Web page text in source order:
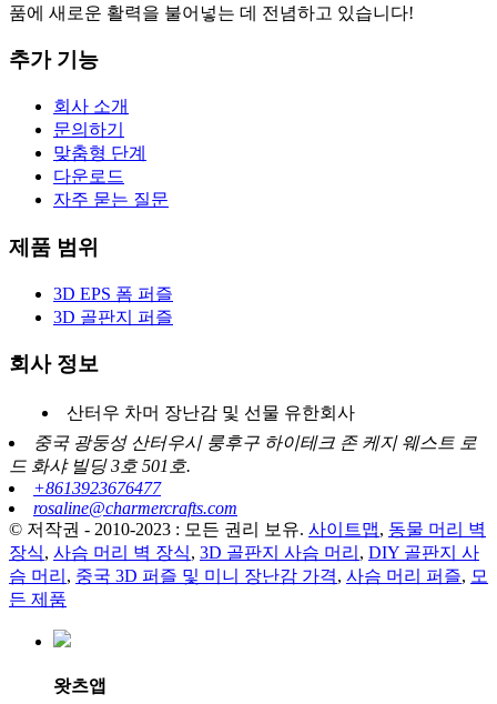
품에 새로운 활력을 불어넣는 데 전념하고 있습니다!
추가 기능
회사 소개
문의하기
맞춤형 단계
다운로드
자주 묻는 질문
제품 범위
3D EPS 폼 퍼즐
3D 골판지 퍼즐
회사 정보
산터우 차머 장난감 및 선물 유한회사
중국 광둥성 산터우시 룽후구 하이테크 존 케지 웨스트 로
드 화샤 빌딩 3호 501호.
+8613923676477
rosaline@charmercrafts.com
© 저작권 - 2010-2023 : 모든 권리 보유. 사이트맵, 동물 머리 벽
장식, 사슴 머리 벽 장식, 3D 골판지 사슴 머리 , DIY 골판지 사
슴 머리 , 중국 3D 퍼즐 및 미니 장난감 가격, 사슴 머리 퍼즐, 모
든 제품
왓츠앱